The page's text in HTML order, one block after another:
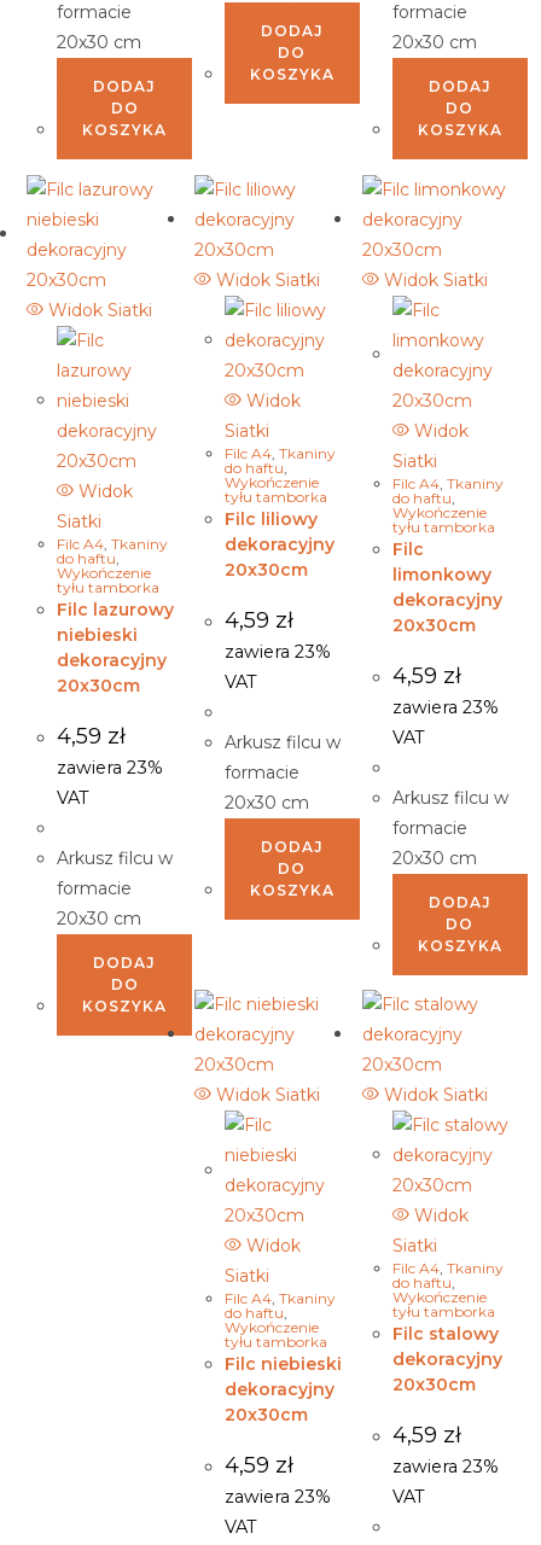
formacie
20x30 cm
DODAJ
DO
KOSZYKA
DODAJ
DO
KOSZYKA
formacie
20x30 cm
DODAJ
DO
KOSZYKA
Widok Siatki
Widok
Siatki
Filc A4 ,Tkaniny
do haftu
Wykończenie
tyłu tamborka
Filc lazurowy
niebieski
dekoracyjny
20x30cm
4,59 zł
zawiera 23%
VAT
Arkusz filcu w
formacie
20x30 cm
DODAJ
DO
KOSZYKA
Widok Siatki
Widok
Siatki
Filc A4, Tkaniny
do haftu
Wykończenie
tyłu tamborka
Filc liliowy
dekoracyjny
20x30cm
4,59 zł
zawiera 23%
VAT
Arkusz filcu w
formacie
20x30 cm
DODAJ
DO
KOSZYKA
Widok Siatki
Widok
Siatki
Filc A4, Tkaniny
do haftu
Wykończenie
tyłu tamborka
Filc
limonkowy
dekoracyjny
20x30cm
4,59 zł
zawiera 23%
VAT
Arkusz filcu w
formacie
20x30 cm
DODAJ
DO
KOSZYKA
Widok Siatki
Widok
Siatki
Filc A4, Tkaniny
do haftu,
Wykończenie
tyłu tamborka
Filc niebieski
dekoracyjny
20x30cm
4,59 zł
zawiera 23%
VAT
Widok Siatki
Widok
Siatki
Filc A4, Tkaniny
do haftu,
Wykończenie
tyłu tamborka
Filc stalowy
dekoracyjny
20x30cm
4,59 zł
zawiera 23%
VAT